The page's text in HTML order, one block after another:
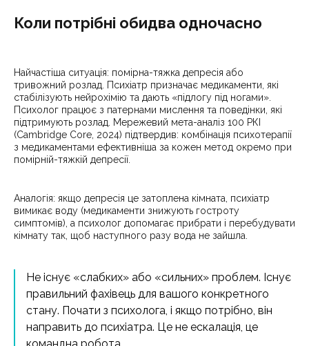
Коли потрібні обидва одночасно
Найчастіша ситуація: помірна-тяжка депресія або
тривожний розлад. Психіатр призначає медикаменти, які
стабілізують нейрохімію та дають «підлогу під ногами».
Психолог працює з патернами мислення та поведінки, які
підтримують розлад. Мережевий мета-аналіз 100 РКІ
(Cambridge Core, 2024) підтвердив: комбінація психотерапії
з медикаментами ефективніша за кожен метод окремо при
помірній-тяжкій депресії.
Аналогія: якщо депресія це затоплена кімната, психіатр
вимикає воду (медикаменти знижують гостроту
симптомів), а психолог допомагає прибрати і перебудувати
кімнату так, щоб наступного разу вода не зайшла.
Не існує «слабких» або «сильних» проблем. Існує
правильний фахівець для вашого конкретного
стану. Почати з психолога, і якщо потрібно, він
направить до психіатра. Це не ескалація, це